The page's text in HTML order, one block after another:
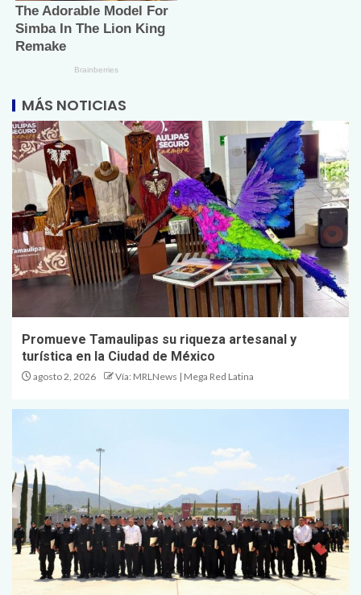
MÁS NOTICIAS
Promueve Tamaulipas su riqueza artesanal y
turística en la Ciudad de México
agosto 2, 2026 Vía: MRLNews | Mega Red Latina